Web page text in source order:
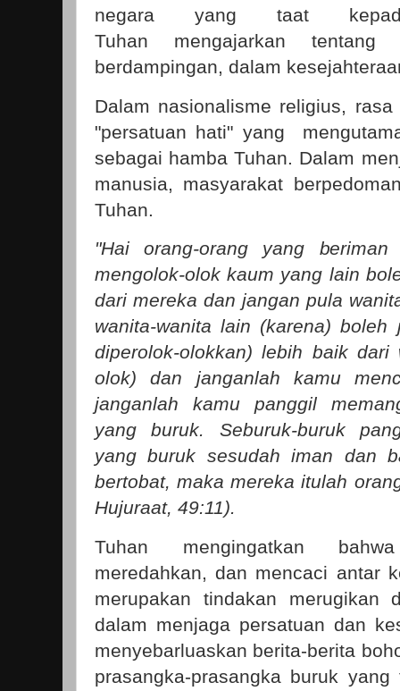
negara yang taat
Tuhan mengajarkan tentang
berdampingan, dalam
Dalam nasionalisme religius,
"persatuan hati" yang
sebagai hamba Tuhan. Dalam
manusia, masyarakat
Tuhan.
"Hai orang-orang yang
mengolok-olok kaum yang lain
dari mereka dan jangan pula
wanita-wanita lain (karena) boleh
diperolok-olokkan) lebih baik dari
olok) dan janganlah kamu
janganlah kamu panggil
yang buruk. Seburuk-buruk
yang buruk sesudah iman dan
bertobat, maka mereka itulah
Hujuraat, 49:11).
Tuhan mengingatkan
meredahkan, dan mencaci antar
merupakan tindakan merugikan
dalam menjaga persatuan dan
menyebarluaskan berita-berita
prasangka-prasangka buruk